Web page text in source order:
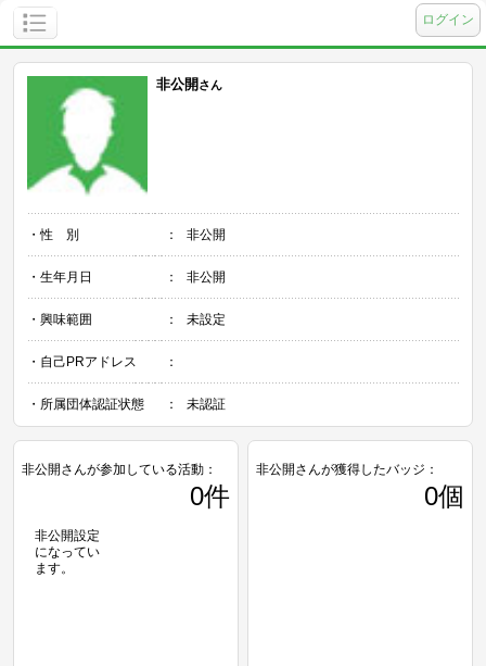
ログイン
非公開 さん
・性 別 ： 非公開
・生年月日 ： 非公開
・興味範囲 ： 未設定
・自己PRアドレス ：
・所属団体認証状態 ： 未認証
非公開さんが参加している活動：
0件
非公開設定
になってい
ます。
非公開さんが獲得したバッジ：
0個